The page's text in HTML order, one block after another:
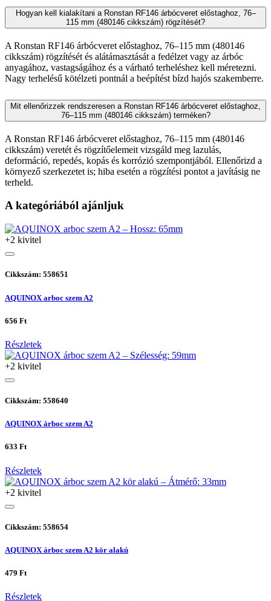
Hogyan kell kialakítani a Ronstan RF146 árbócveret előstaghoz, 76–
115 mm (480146 cikkszám) rögzítését?
A Ronstan RF146 árbócveret előstaghoz, 76–115 mm (480146
cikkszám) rögzítését és alátámasztását a fedélzet vagy az árbóc
anyagához, vastagságához és a várható terheléshez kell méretezni.
Nagy terhelésű kötélzeti pontnál a beépítést bízd hajós szakemberre.
Mit ellenőrizzek rendszeresen a Ronstan RF146 árbócveret előstaghoz,
76–115 mm (480146 cikkszám) terméken?
A Ronstan RF146 árbócveret előstaghoz, 76–115 mm (480146
cikkszám) veretét és rögzítőelemeit vizsgáld meg lazulás,
deformáció, repedés, kopás és korrózió szempontjából. Ellenőrizd a
környező szerkezetet is; hiba esetén a rögzítési pontot a javításig ne
terheld.
A kategóriából ajánljuk
+2 kivitel
Cikkszám: 558651
AQUINOX arboc szem A2
656 Ft
Részletek
+2 kivitel
Cikkszám: 558640
AQUINOX árboc szem A2
633 Ft
Részletek
+2 kivitel
Cikkszám: 558654
AQUINOX árboc szem A2 kör alakú
479 Ft
Részletek